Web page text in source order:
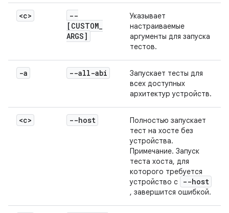
<c>
--
[CUSTOM_
ARGS]
Указывает
настраиваемые
аргументы для запуска
тестов.
-a --all-abi
Запускает тесты для
всех доступных
архитектур устройств.
<c> --host
Полностью запускает
тест на хосте без
устройства.
Примечание. Запуск
теста хоста, для
которого требуется
устройство с
--host
, завершится ошибкой.